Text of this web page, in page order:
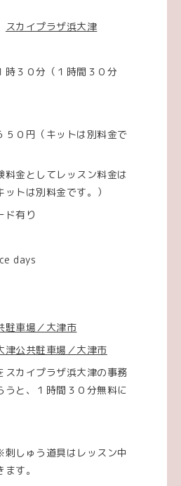
スカイプラザ浜大津
時３０分（１時間３０分
５０円（キットは別料金で
としてレッスン料金は
トは別料金です。）
有り
days
駐車場／大津市
津公共駐車場／大津市
プラザ浜大津の事務
うと、１時間３０分無料に
しゅう道具はレッスン中
す。